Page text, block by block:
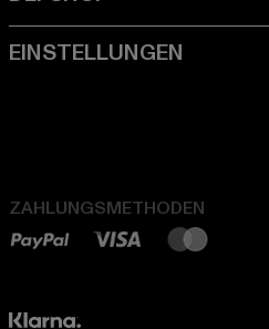
ZAHLUNGSMETHODEN